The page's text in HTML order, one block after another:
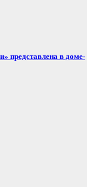
представлена в доме-